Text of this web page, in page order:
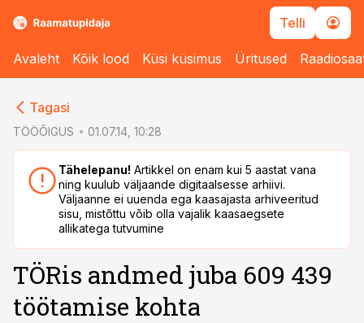
Telli
Avaleht Kõik lood Küsi küsimus Üritused
Tagasi
TÖÖÕIGUS 01.07.14, 10:28
Tähelepanu! Artikkel on enam kui 5 aastat vana
ning kuulub väljaande digitaalsesse arhiivi.
Väljaanne ei uuenda ega kaasajasta arhiveeritud
sisu, mistõttu võib olla vajalik kaasaegsete
allikatega tutvumine
TÖRis andmed juba 609 439
töötamise kohta